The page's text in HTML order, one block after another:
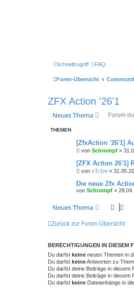
Schnellzugriff FAQ
Foren-Übersicht
ZFX Action '26'1
Neues Thema
THEMEN
[ZfxAction '26'1]
von Schrompf »
[ZFX Action 26'1]
von xTr1m »
Die neue Zfx
von Schrompf »
Neues Thema
Zurück zur Foren-Übersicht
BERECHTIGUNGEN IN DIESEM
Du darfst keine neuen Themen in
Du darfst keineAntworten zu
Du darfst deine Beiträge in diesem
Du darfst deine Beiträge in diesem
Du darfst keine Dateianhänge in